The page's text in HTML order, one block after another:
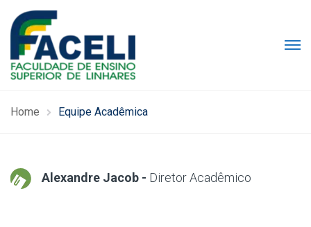
Home Equipe Acadêmica
Alexandre Jacob - Diretor Acadêmico